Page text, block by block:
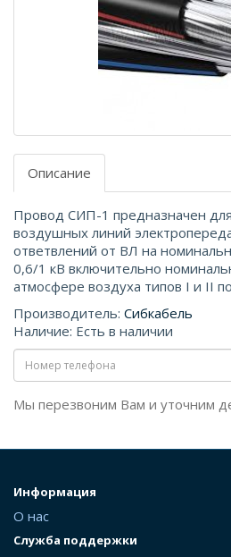
Описание
Провод СИП-1 предназначен
воздушных линий
ответвлений от ВЛ на
0,6/1 кВ включительно
атмосфере воздуха типов I и II
Производитель: Сибкабель
Наличие: Есть в наличии
Мы перезвоним Вам и уточним
Информация
О нас
Служба поддержки